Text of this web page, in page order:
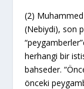
(2)
(Nebiydi), son
herhangi bir
bahseder.
önceki